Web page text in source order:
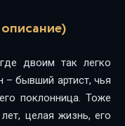
двоим так легко
– бывший артист, чья
поклонница. Тоже
целая жизнь, его